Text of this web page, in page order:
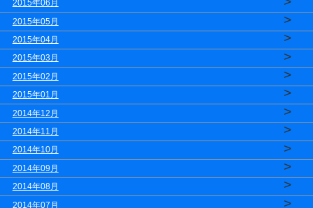
2015年06月
2015年05月 >
2015年04月 >
2015年03月 >
2015年02月 >
2015年01月 >
2014年12月 >
2014年11月 >
2014年10月 >
2014年09月 >
2014年08月 >
2014年07月 >